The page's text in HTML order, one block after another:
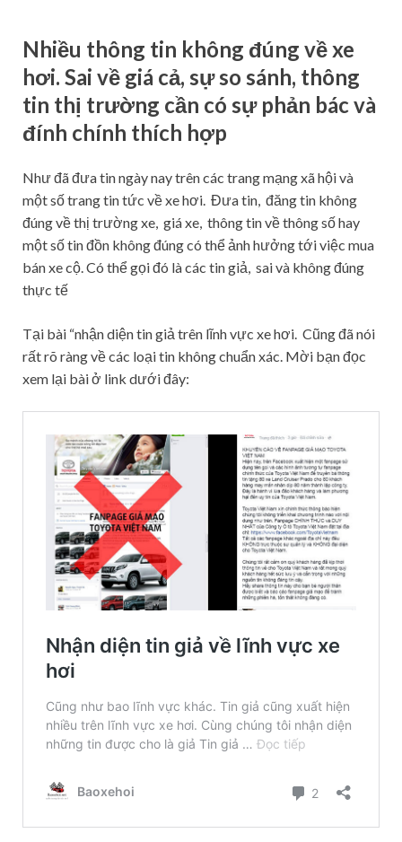
Nhiều thông tin không đúng về xe
hơi. Sai về giá cả, sự so sánh, thông
tin thị trường cần có sự phản bác và
đính chính thích hợp
Như đã đưa tin ngày nay trên các trang mạng xã hội và
một số trang tin tức về xe hơi. Đưa tin, đăng tin không
đúng về thị trường xe, giá xe, thông tin về thông số hay
một số tin đồn không đúng có thể ảnh hưởng tới việc mua
bán xe cộ. Có thể gọi đó là các tin giả, sai và không đúng
thực tế
Tại bài “nhận diện tin giả trên lĩnh vực xe hơi. Cũng đã nói
rất rõ ràng về các loại tin không chuẩn xác. Mời bạn đọc
xem lại bài ở link dưới đây: